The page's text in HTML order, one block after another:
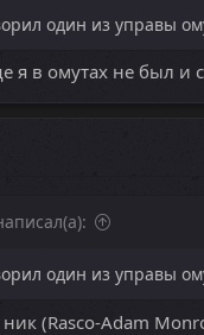
один из управы
я в омутах не был и
один из управы
ник (Rasco-Adam